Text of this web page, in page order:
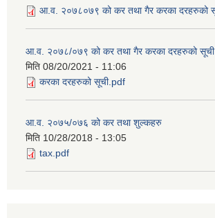
आ.व. २०७८०७९ को कर तथा गैर करका दरहरुको
आ.व. २०७८/०७९ को कर तथा गैर करका दरहरुको सूची
मिति 08/20/2021 - 11:06
करका दरहरुको सूची.pdf
आ.व. २०७५/०७६ को कर तथा शुल्कहरु
मिति 10/28/2018 - 13:05
tax.pdf